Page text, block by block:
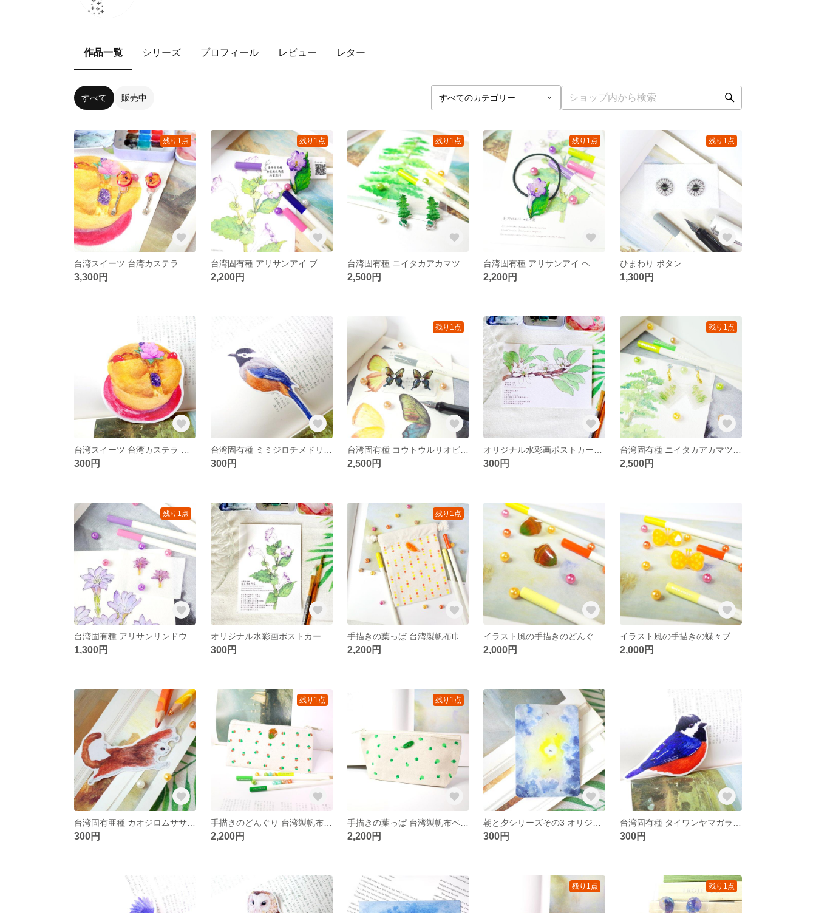
作品一覧 シリーズ プロフィール レビュー レター
すべて 販売中
残り1点
3,300円
残り1点
台湾固有種 アリサンアイ ブローチ
2,200円
残り1点
2,500円
残り1点
2,200円
残り1点
ひまわり ボタン
1,300円
300円 300円
残り1点
台湾固有種 コウトウルリオビアゲハ 耳飾り イヤリング/ピアス
2,500円 300円
残り1点
2,500円
残り1点
1,300円 300円
残り1点
2,200円 2,000円 2,000円
300円
残り1点
手描きのどんぐり 台湾製帆布ポーチ
2,200円
残り1点
手描きの葉っぱ 台湾製帆布ペンケース 筆箱
2,200円 300円 300円
残り1点 残り1点